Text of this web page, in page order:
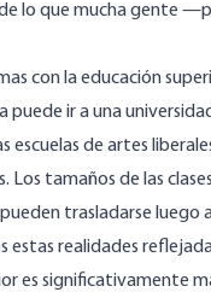
lo que mucha gente
con la educación
puede ir a una
escuelas de artes
Los tamaños de las
trasladarse luego
estas realidades
es significativamente